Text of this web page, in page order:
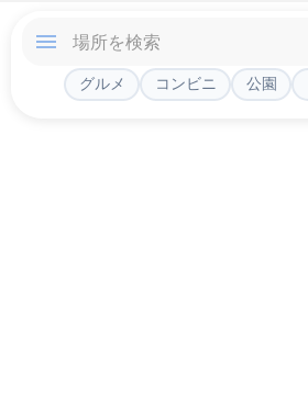
グルメ コンビニ 公園